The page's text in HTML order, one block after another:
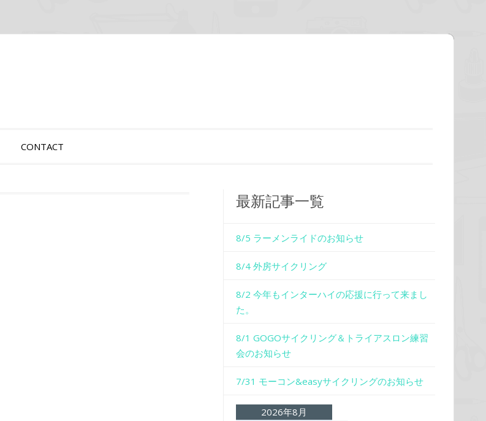
CONTACT
最新記事一覧
8/5 ラーメンライドのお知らせ
8/4 外房サイクリング
8/2 今年もインターハイの応援に行って来まし
た。
8/1 GOGOサイクリング＆トライアスロン練習
会のお知らせ
7/31 モーコン&easyサイクリングのお知らせ
2026年8月